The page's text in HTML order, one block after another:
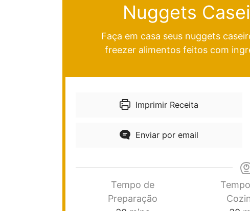
Nuggets
Faça em casa seus nuggets
freezer alimentos feitos com
Imprimir Receita
Enviar por email
Tempo de
Preparação